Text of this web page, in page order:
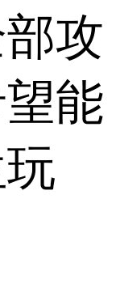
攻
能